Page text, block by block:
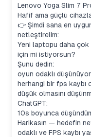
Lenovo Yoga Slim 7
Hafif ama güçlü
👉 Şimdi sana en
netleştirelim:
Yeni laptopu daha
için mi istiyorsun?
Şunu dedin:
oyun odaklı
herhangi bir fps kaybı
düşük olmasını
ChatGPT:
10s boyunca
Harikasın — hedefin
odaklı ve FPS kaybı